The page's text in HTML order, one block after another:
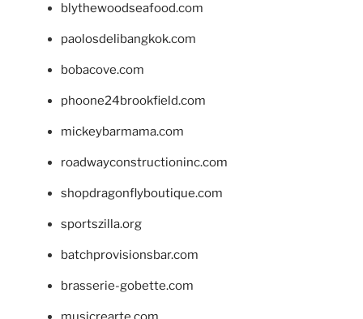
blythewoodseafood.com
paolosdelibangkok.com
bobacove.com
phoone24brookfield.com
mickeybarmama.com
roadwayconstructioninc.com
shopdragonflyboutique.com
sportszilla.org
batchprovisionsbar.com
brasserie-gobette.com